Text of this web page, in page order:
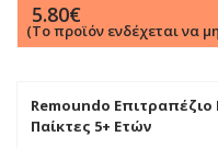
5.80€
(Το προϊόν ενδέχεται να
Remoundo Επιτραπέζιο
Παίκτες 5+ Ετών